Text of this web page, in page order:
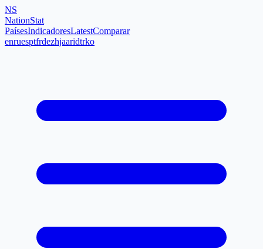
NS
NationStat
PaísesIndicadoresLatestComparar
enruesptfrdezhjaaridtrko